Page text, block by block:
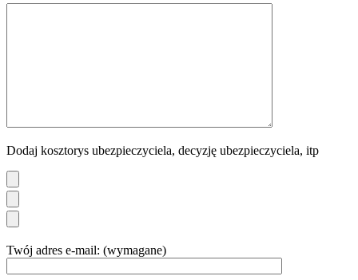
Dodaj kosztorys ubezpieczyciela, decyzję ubezpieczyciela, itp
Twój adres e-mail: (wymagane)